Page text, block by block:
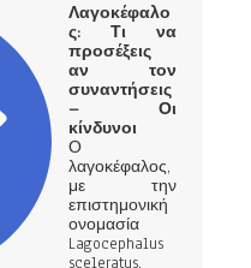
Λαγοκέφαλο
ς: Τι να
προσέξεις
αν τον
συναντήσεις
– Οι
κίνδυνοι
Ο
λαγοκέφαλος,
με την
επιστημονική
ονομασία
Lagocephalus
sceleratus,